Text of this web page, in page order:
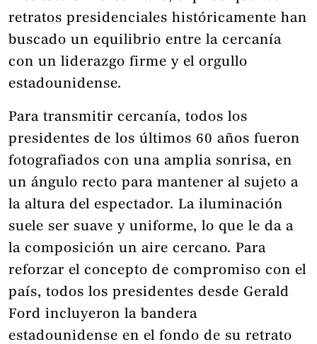
retratos presidenciales históricamente han
buscado un equilibrio entre la cercanía
con un liderazgo firme y el orgullo
estadounidense.
Para transmitir cercanía, todos los
presidentes de los últimos 60 años fueron
fotografiados con una amplia sonrisa, en
un ángulo recto para mantener al sujeto a
la altura del espectador. La iluminación
suele ser suave y uniforme, lo que le da a
la composición un aire cercano. Para
reforzar el concepto de compromiso con el
país, todos los presidentes desde Gerald
Ford incluyeron la bandera
estadounidense en el fondo de su retrato